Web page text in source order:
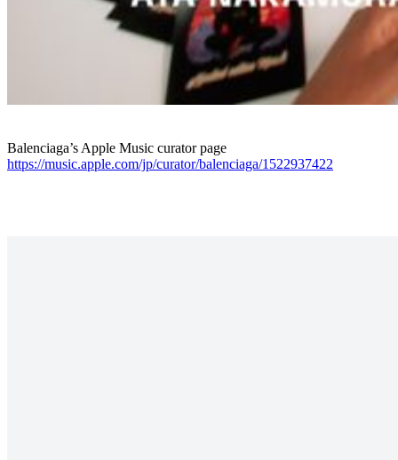
Balenciaga’s Apple Music curator page
https://music.apple.com/jp/curator/balenciaga/1522937422